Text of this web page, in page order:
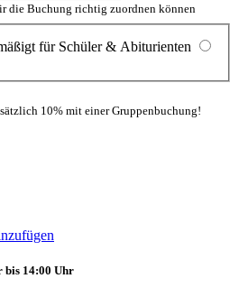
die Buchung richtig zuordnen können
für Schüler & Abiturienten
10% mit einer Gruppenbuchung!
bis 14:00 Uhr